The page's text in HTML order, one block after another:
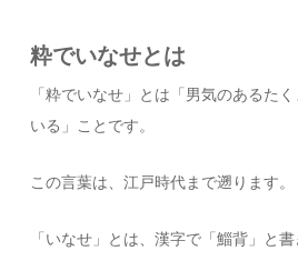
粋でいなせとは
「粋でいなせ」とは「男気のあるた
いる」ことです。
この言葉は、江戸時代まで遡ります。
「いなせ」とは、漢字で「鯔背」と